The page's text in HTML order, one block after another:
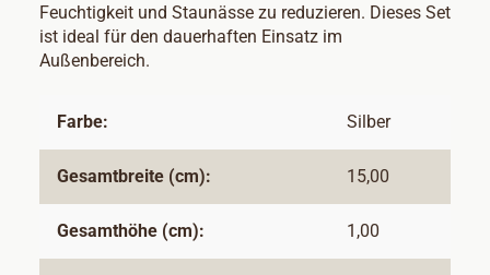
Feuchtigkeit und Staunässe zu reduzieren. Dieses Set
ist ideal für den dauerhaften Einsatz im
Außenbereich.
Farbe: Silber
Gesamtbreite (cm): 15,00
Gesamthöhe (cm): 1,00